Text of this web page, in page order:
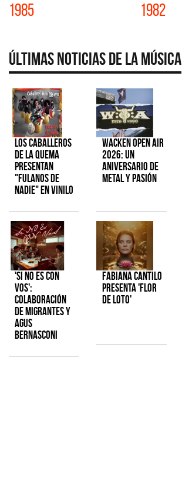
1985 1982
Últimas Noticias de la Música
Los Caballeros
de la Quema
presentan
"Fulanos de
Nadie" en vinilo
Wacken Open Air
2026: Un
aniversario de
metal y pasión
'Si No Es Con
Vos':
colaboración
de Migrantes y
Agus
Bernasconi
Fabiana Cantilo
presenta 'Flor
de Loto'